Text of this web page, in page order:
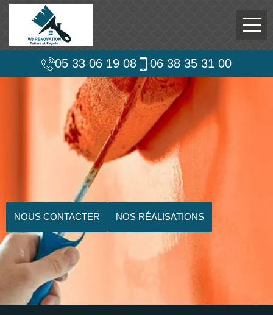
05 33 06 19 08 06 38 35 31 00
NOUS CONTACTER NOS RÉALISATIONS